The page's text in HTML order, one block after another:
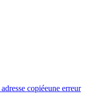
adresse copiéeune erreur